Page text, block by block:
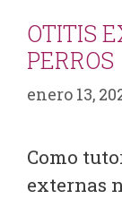
OTITIS
PERROS
enero 13,
Como
externas